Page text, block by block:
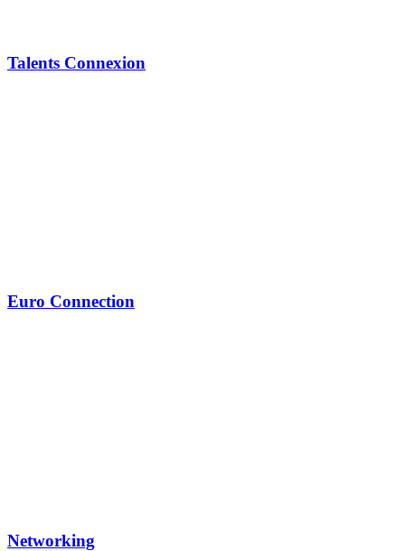
Talents Connexion
Euro Connection
Networking